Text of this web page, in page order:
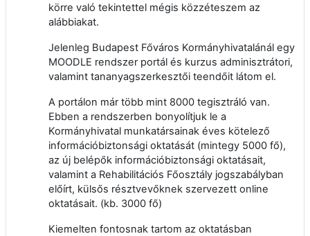
körre való tekintettel mégis közzéteszem az
alábbiakat.
Jelenleg Budapest Főváros Kormányhivatalánál egy
MOODLE rendszer portál és kurzus adminisztrátori,
valamint tananyagszerkesztői teendőit látom el.
A portálon már több mint 8000 tegisztráló van.
Ebben a rendszerben bonyolítjuk le a
Kormányhivatal munkatársainak éves kötelező
információbiztonsági oktatását (mintegy 5000 fő),
az új belépők információbiztonsági oktatásait,
valamint a Rehabilitációs Főosztály jogszabályban
előírt, külsős résztvevőknek szervezett online
oktatásait. (kb. 3000 fő)
Kiemelten fontosnak tartom az oktatásban